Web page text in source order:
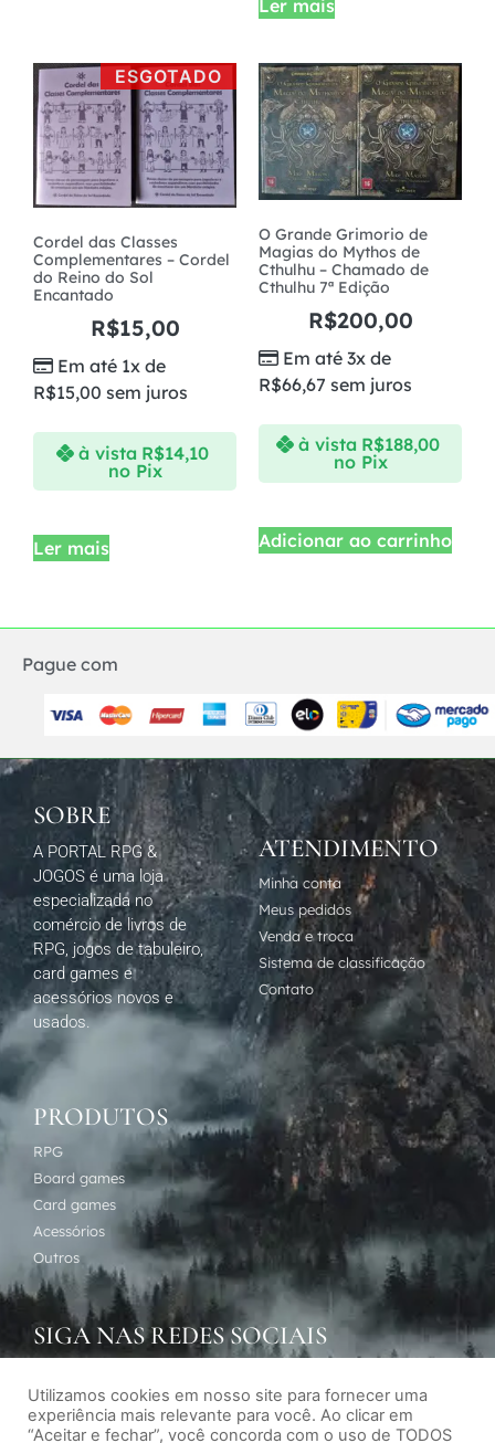
Ler mais
ESGOTADO
Cordel das Classes
Complementares – Cordel
do Reino do Sol
Encantado
R$15,00
Em até 1x de
R$15,00 sem juros
à vista R$14,10
no Pix
Ler mais
O Grande Grimorio de
Magias do Mythos de
Cthulhu – Chamado de
Cthulhu 7ª Edição
R$200,00
Em até 3x de
R$66,67 sem juros
à vista R$188,00
no Pix
Adicionar ao carrinho
Pague com
SOBRE
A PORTAL RPG &
JOGOS é uma loja
especializada no
comércio de livros de
RPG, jogos de tabuleiro,
card games e
acessórios novos e
usados.
ATENDIMENTO
Minha conta
Meus pedidos
Venda e troca
Sistema de classificação
Contato
PRODUTOS
RPG
Board games
Card games
Acessórios
Outros
SIGA NAS REDES SOCIAIS
Utilizamos cookies em nosso site para fornecer uma
experiência mais relevante para você. Ao clicar em
“Aceitar e fechar”, você concorda com o uso de TODOS